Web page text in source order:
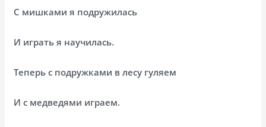
С мишками я подружилась
И играть я научилась.
Теперь с подружками в лесу гуляем
И с медведями играем.